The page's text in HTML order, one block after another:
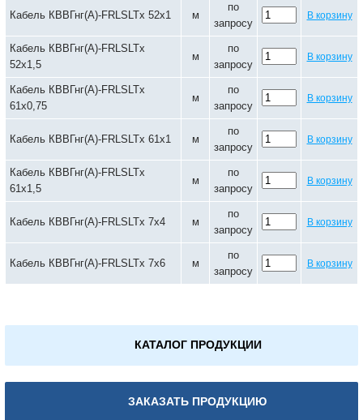
Кабель КВВГнг(А)-FRLSLTx 52х1 м
по
запросу
В корзину
Кабель КВВГнг(А)-FRLSLTx
52х1,5
м
по
запросу
В корзину
Кабель КВВГнг(А)-FRLSLTx
61х0,75
м
по
запросу
В корзину
Кабель КВВГнг(А)-FRLSLTx 61х1 м
по
запросу
В корзину
Кабель КВВГнг(А)-FRLSLTx
61х1,5
м
по
запросу
В корзину
Кабель КВВГнг(А)-FRLSLTx 7х4 м
по
запросу
В корзину
Кабель КВВГнг(А)-FRLSLTx 7х6 м
по
запросу
В корзину
КАТАЛОГ ПРОДУКЦИИ
ЗАКАЗАТЬ ПРОДУКЦИЮ